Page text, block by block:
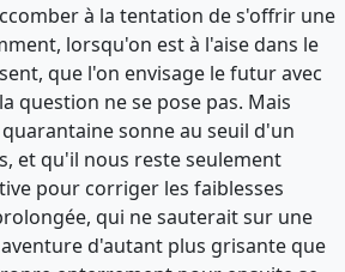
à la tentation de s'offrir une
lorsqu'on est à l'aise dans le
que l'on envisage le futur avec
question ne se pose pas. Mais
sonne au seuil d'un
et qu'il nous reste seulement
pour corriger les faiblesses
qui ne sauterait sur une
d'autant plus grisante que